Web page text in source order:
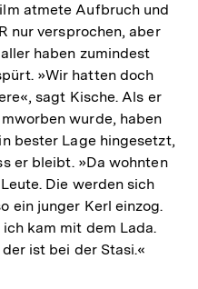
atmete Aufbruch und
nur versprochen, aber
haben zumindest
»Wir hatten doch
sagt Kische. Als er
wurde, haben
bester Lage hingesetzt,
er bleibt. »Da wohnten
Die werden sich
ein junger Kerl einzog.
kam mit dem Lada.
ist bei der Stasi.«